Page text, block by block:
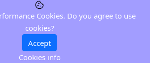
Cookies. Do you agree to use
cookies?
Accept
Cookies info